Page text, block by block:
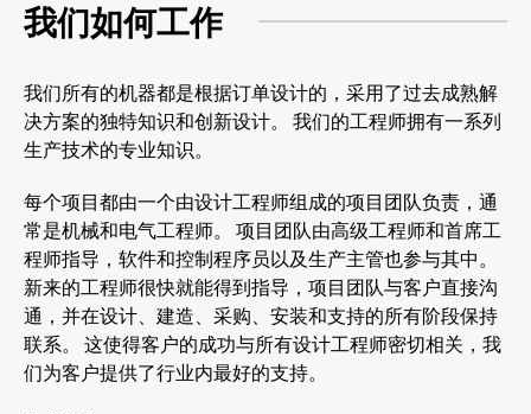
我们如何工作
我们所有的机器都是根据订单设计的，采用了过去成熟解
决方案的独特知识和创新设计。 我们的工程师拥有一系列
生产技术的专业知识。
每个项目都由一个由设计工程师组成的项目团队负责，通
常是机械和电气工程师。 项目团队由高级工程师和首席工
程师指导，软件和控制程序员以及生产主管也参与其中。
新来的工程师很快就能得到指导，项目团队与客户直接沟
通，并在设计、建造、采购、安装和支持的所有阶段保持
联系。 这使得客户的成功与所有设计工程师密切相关，我
们为客户提供了行业内最好的支持。